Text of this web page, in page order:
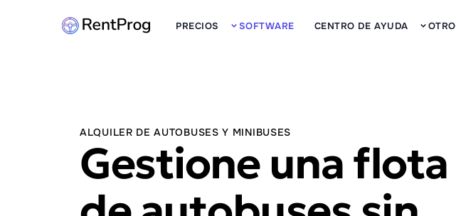
PRECIOS SOFTWARE CENTRO DE AYUDA OTRO
ALQUILER DE AUTOBUSES Y MINIBUSES
Gestione una flota